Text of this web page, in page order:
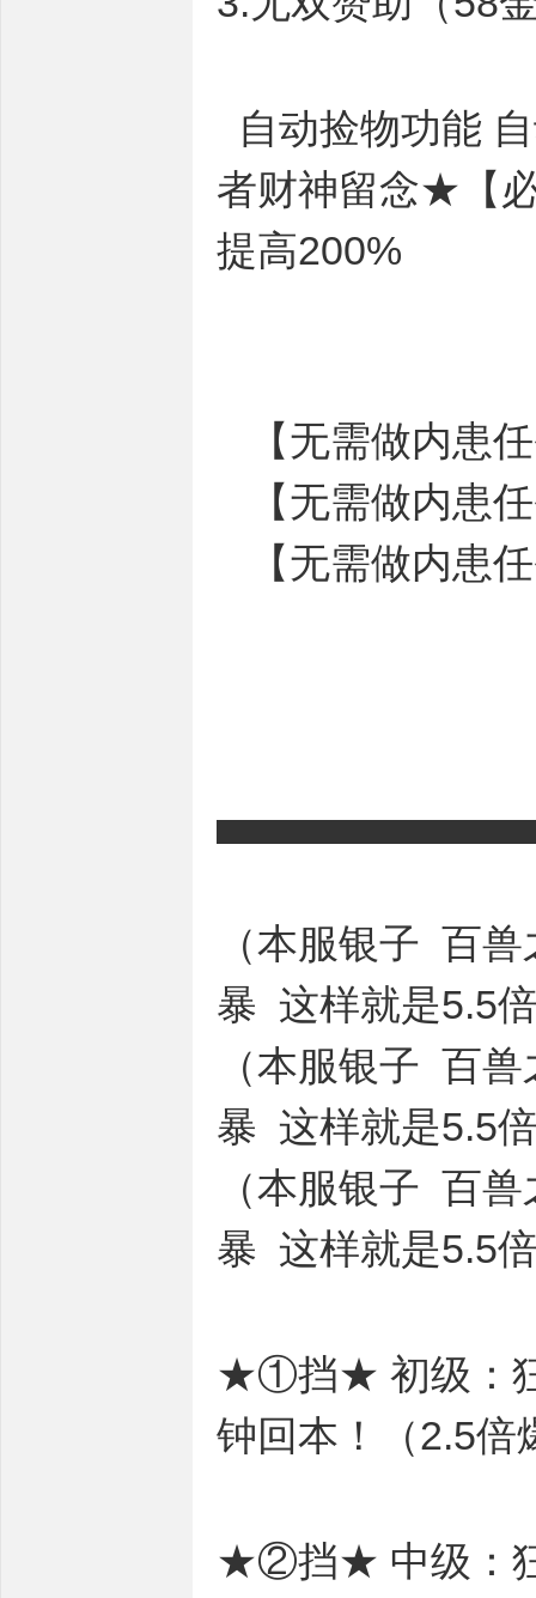
自动捡物功能
者财神留念★【
提高200%
【无需做内患
【无需做内患
【无需做内患
（本服银子 百
暴 这样就是5.5
（本服银子 百
暴 这样就是5.5
（本服银子 百
暴 这样就是5.5
★①挡★ 初级：狂
钟回本！（2.5倍
★②挡★ 中级：狂